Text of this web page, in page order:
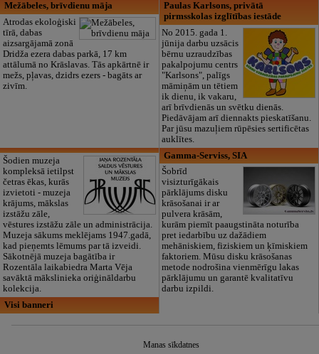
Mežābeles, brīvdienu māja
Atrodas ekoloģiski
tīrā, dabas
aizsargājamā zonā
Dridža ezera dabas parkā, 17 km
attālumā no Krāslavas. Tās apkārtnē ir
mežs, pļavas, dzidrs ezers - bagāts ar
zivīm.
Paulas Karlsons, privātā
pirmsskolas izglītības iestāde
No 2015. gada 1.
jūnija darbu uzsācis
bērnu uzraudzības
pakalpojumu centrs
"Karlsons", palīgs
māmiņām un tētiem
ik dienu, ik vakaru,
arī brīvdienās un svētku dienās.
Piedāvājam arī diennakts pieskatīšanu.
Par jūsu mazuļiem rūpēsies sertificētas
auklītes.
Šodien muzeja
kompleksā ietilpst
četras ēkas, kurās
izvietoti - muzeja
krājums, mākslas
izstāžu zāle,
vēstures izstāžu zāle un administrācija.
Muzeja sākums meklējams 1947.gadā,
kad pieņemts lēmums par tā izveidi.
Sākotnējā muzeja bagātība ir
Rozentāla laikabiedra Marta Vēja
savāktā mākslinieka oriģināldarbu
kolekcija.
Gamma-Serviss, SIA
Šobrīd
visizturīgākais
pārklājums disku
krāsošanai ir ar
pulvera krāsām,
kurām piemīt paaugstināta noturība
pret iedarbību uz dažādiem
mehāniskiem, fiziskiem un ķīmiskiem
faktoriem. Mūsu disku krāsošanas
metode nodrošina vienmērīgu lakas
pārklājumu un garantē kvalitatīvu
darbu izpildi.
Visi banneri
Manas sīkdatnes